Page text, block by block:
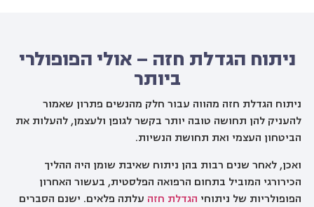
ניתוח הגדלת חזה – אולי הפופולרי
ביותר
ניתוח הגדלת חזה מהווה עבור חלק מהנשים פתרון שאמור
להעניק להן תחושה טובה יותר בקשר לגופן ולעצמן, להעלות את
הביטחון העצמי ואת תחושת הנשיות.
ואכן, לאחר שנים רבות בהן ניתוח שאיבת שומן היה ההליך
הכירורגי המוביל בתחום הרפואה הפלסטית, בעשור האחרון
הפופולריות של ניתוחי הגדלת חזה עלתה פלאים. ישנם הסברים